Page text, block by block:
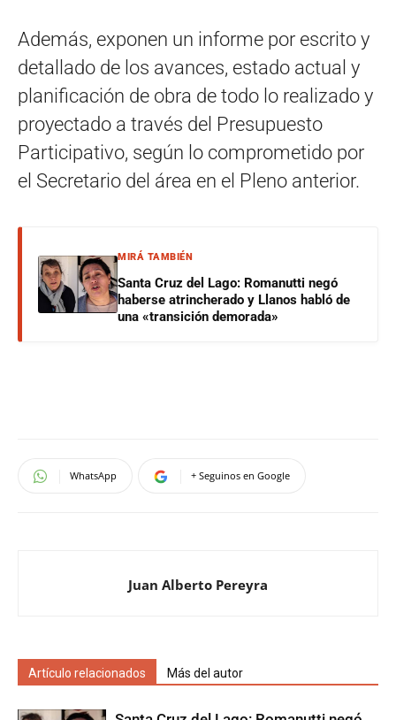
Además, exponen un informe por escrito y
detallado de los avances, estado actual y
planificación de obra de todo lo realizado y
proyectado a través del Presupuesto
Participativo, según lo comprometido por
el Secretario del área en el Pleno anterior.
MIRÁ TAMBIÉN
Santa Cruz del Lago: Romanutti negó
haberse atrincherado y Llanos habló de
una «transición demorada»
WhatsApp + Seguinos en Google
Juan Alberto Pereyra
Artículo relacionados Más del autor